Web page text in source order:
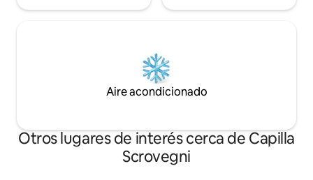
Aire acondicionado
Otros lugares de interés cerca de Capilla
Scrovegni